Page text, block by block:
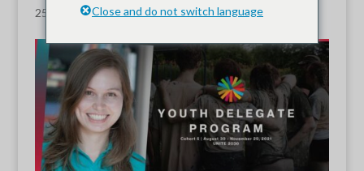
25 de agosto de 2021|Noticias
Close and do not switch language